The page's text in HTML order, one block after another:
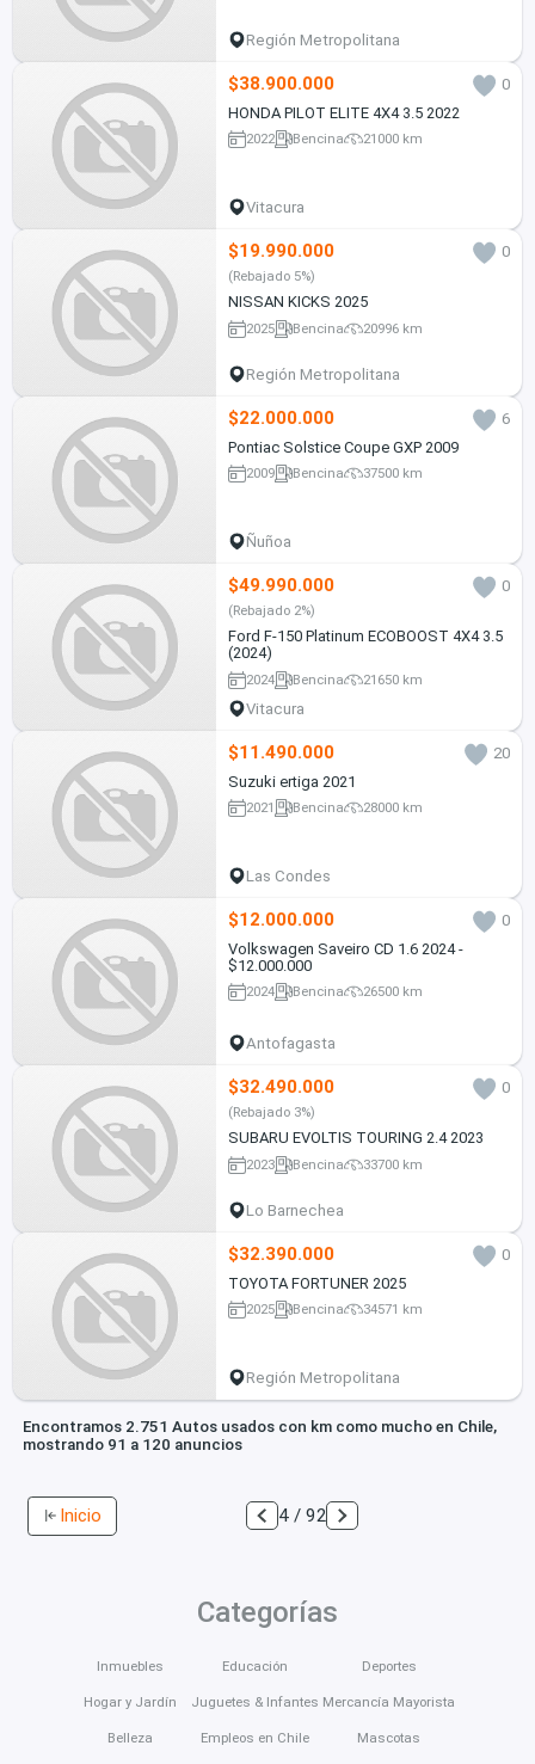
Región Metropolitana
$38.900.000
0
HONDA PILOT ELITE 4X4 3.5 2022
2022 Bencina 21000 km
Vitacura
$19.990.000 0
(Rebajado 5%)
NISSAN KICKS 2025
2025 Bencina 20996 km
Región Metropolitana
$22.000.000
6
Pontiac Solstice Coupe GXP 2009
2009 Bencina 37500 km
Ñuñoa
$49.990.000 0
(Rebajado 2%)
Ford F-150 Platinum ECOBOOST 4X4 3.5
(2024)
2024 Bencina 21650 km
Vitacura
$11.490.000
20
Suzuki ertiga 2021
2021 Bencina 28000 km
Las Condes
$12.000.000
0
Volkswagen Saveiro CD 1.6 2024 -
$12.000.000
2024 Bencina 26500 km
Antofagasta
$32.490.000 0
(Rebajado 3%)
SUBARU EVOLTIS TOURING 2.4 2023
2023 Bencina 33700 km
Lo Barnechea
$32.390.000
0
TOYOTA FORTUNER 2025
2025 Bencina 34571 km
Región Metropolitana
Encontramos 2.751 Autos usados con km como mucho en Chile,
mostrando 91 a 120 anuncios
Inicio 4 / 92
Categorías
Inmuebles
Hogar y Jardín
Belleza
Educación
Juguetes & Infantes
Empleos en Chile
Deportes
Mercancía Mayorista
Mascotas